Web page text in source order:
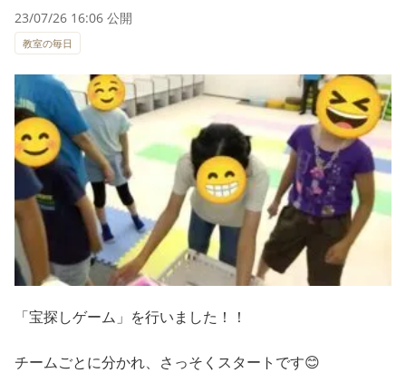
23/07/26 16:06 公開
教室の毎日
「宝探しゲーム」を行いました！！
チームごとに分かれ、さっそくスタートです😊